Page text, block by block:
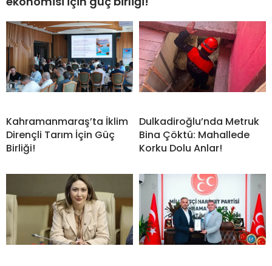
Kahramanmaraş’ta İklim
Dirençli Tarım İçin Güç
Birliği!
Dulkadiroğlu’nda Metruk
Bina Çöktü: Mahallede
Korku Dolu Anlar!